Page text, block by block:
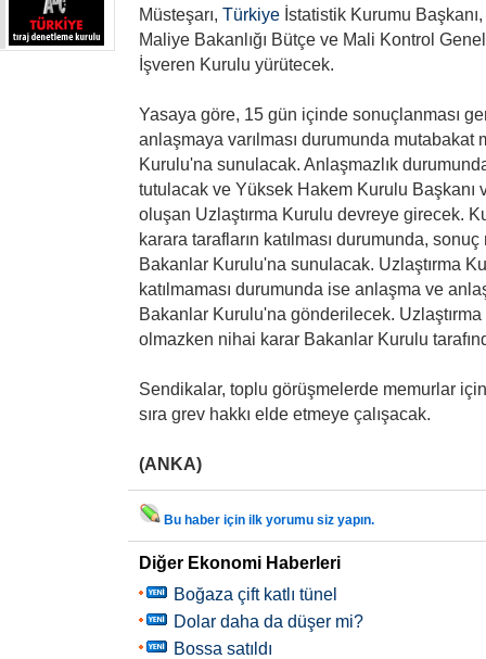
Müsteşarı, Türkiye İstatistik Kurumu
Maliye Bakanlığı Bütçe ve Mali Kontrol
İşveren Kurulu yürütecek.
Yasaya göre, 15 gün içinde sonuçlanması
anlaşmaya varılması durumunda
Kurulu'na sunulacak. Anlaşmazlık
tutulacak ve Yüksek Hakem Kurulu Başkanı
oluşan Uzlaştırma Kurulu devreye girecek.
karara tarafların katılması durumunda,
Bakanlar Kurulu'na sunulacak. Uzlaştırma
katılmaması durumunda ise anlaşma ve
Bakanlar Kurulu'na gönderilecek. Uzlaştırma
olmazken nihai karar Bakanlar Kurulu
Sendikalar, toplu görüşmelerde memurlar için
sıra grev hakkı elde etmeye çalışacak.
(ANKA)
Bu haber için ilk yorumu siz yapın.
Diğer Ekonomi Haberleri
Boğaza çift katlı tünel
Dolar daha da düşer mi?
Bossa satıldı